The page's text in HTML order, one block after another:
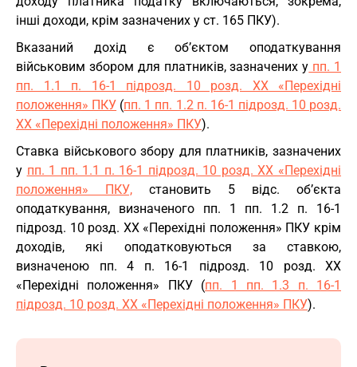
інші доходи, крім зазначених у ст. 165 ПКУ).
Вказаний дохід є об’єктом оподаткування
військовим збором для платників, зазначених у пп. 1
пп. 1.1 п. 16-1 підрозд. 10 розд. XX «Перехідні
положення» ПКУ (пп. 1 пп. 1.2 п. 16-1 підрозд. 10 розд.
XX «Перехідні положення» ПКУ).
Ставка військового збору для платників, зазначених
у пп. 1 пп. 1.1 п. 16-1 підрозд. 10 розд. XX «Перехідні
положення» ПКУ, становить 5 відс. об’єкта
оподаткування, визначеного пп. 1 пп. 1.2 п. 16-1
підрозд. 10 розд. XX «Перехідні положення» ПКУ крім
доходів, які оподатковуються за ставкою,
визначеною пп. 4 п. 16-1 підрозд. 10 розд. XX
«Перехідні положення» ПКУ (пп. 1 пп. 1.3 п. 16-1
підрозд. 10 розд. XX «Перехідні положення» ПКУ).